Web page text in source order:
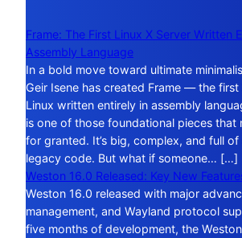
Frame: The First Linux X Server Written
Assembly Language
In a bold move toward ultimate
Geir Isene has created Frame — the first
Linux written entirely in assembly
is one of those foundational pieces that
for granted. It’s big, complex, and full
legacy code. But what if someone… […]
Weston 16.0 Released: Key New
Weston 16.0 released with major
management, and Wayland protocol
five months of development, the